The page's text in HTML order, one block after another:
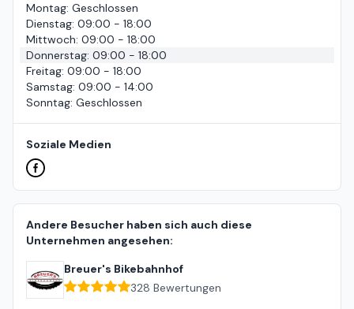
Montag: Geschlossen
Dienstag: 09:00 - 18:00
Mittwoch: 09:00 - 18:00
Donnerstag: 09:00 - 18:00
Freitag: 09:00 - 18:00
Samstag: 09:00 - 14:00
Sonntag: Geschlossen
Soziale Medien
Andere Besucher haben sich auch diese
Unternehmen angesehen:
Breuer's Bikebahnhof
328 Bewertungen